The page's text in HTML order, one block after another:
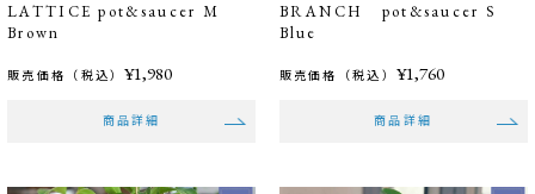
LATTICE pot&saucer M
Brown
販売価格（税込） ¥1,980
商品詳細
BRANCH pot&saucer S
Blue
販売価格（税込） ¥1,760
商品詳細